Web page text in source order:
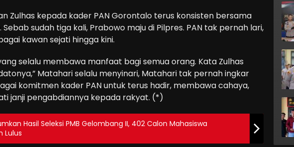
Zulhas kepada kader PAN Gorontalo terus konsisten bersama
Sebab sudah tiga kali, Prabowo maju di Pilpres. PAN tak pernah lari,
kawan sejati hingga kini.
selalu membawa manfaat bagi semua orang. Kata Zulhas
Matahari selalu menyinari, Matahari tak pernah ingkar
komitmen kader PAN untuk terus hadir, membawa cahaya,
janji pengabdiannya kepada rakyat. (*)
Hasil Seleksi PMB Gelombang II, 402 Calon Mahasiswa
Lulus